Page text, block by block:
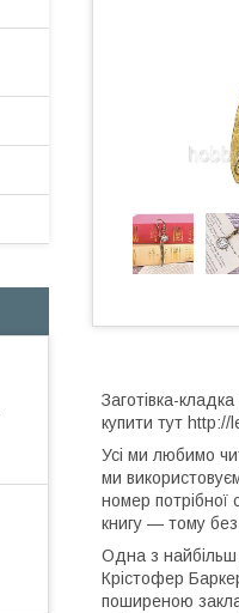
Заготівка-
купити тут
Усі ми любимо
ми
номер потрібної
книгу — тому
Одна з найбільш
Крістофер
поширеною